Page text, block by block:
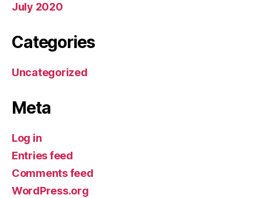
July 2020
Categories
Uncategorized
Meta
Log in
Entries feed
Comments feed
WordPress.org